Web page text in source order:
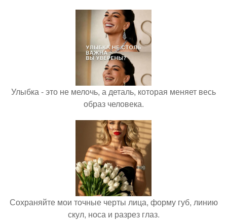
Улыбка - это не мелочь, а деталь, которая меняет весь
образ человека.
Сохраняйте мои точные черты лица, форму губ, линию
скул, носа и разрез глаз.